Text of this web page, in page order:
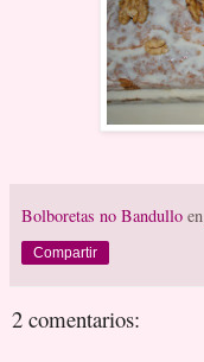
Bolboretas no Bandullo en
Compartir
2 comentarios: